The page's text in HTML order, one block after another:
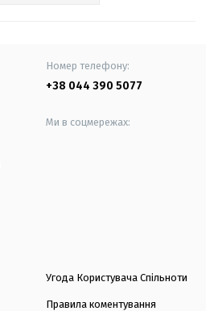
Номер телефону:
+38 044 390 5077
Ми в соцмережах:
Угода Користувача Спільноти
Правила коментування